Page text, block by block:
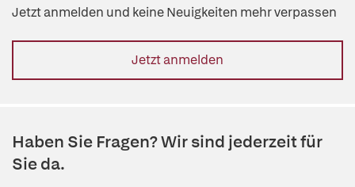
Jetzt anmelden und keine Neuigkeiten mehr verpassen
Jetzt anmelden
Haben Sie Fragen? Wir sind jederzeit für
Sie da.